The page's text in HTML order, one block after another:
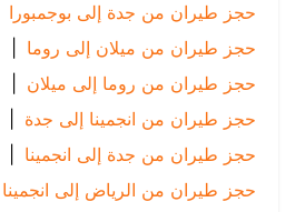
حجز طيران من جدة إلى بوجمبورا |
حجز طيران من ميلان إلى روما
|
حجز طيران من روما إلى ميلان |
حجز طيران من انجمينا إلى جدة
حجز طيران من جدة إلى انجمينا |
حجز طيران من الرياض إلى انجمينا |